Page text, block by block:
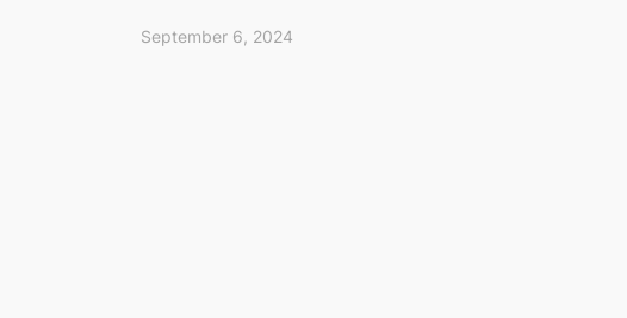
September 6, 2024